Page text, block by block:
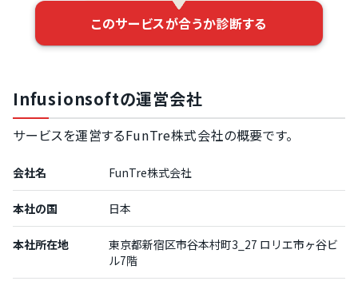
このサービスが合うか診断する
Infusionsoftの運営会社
サービスを運営するFunTre株式会社の概要です。
会社名 FunTre株式会社
本社の国 日本
本社所在地
東京都新宿区市谷本村町3_27 ロリエ市ヶ谷ビ
ル7階